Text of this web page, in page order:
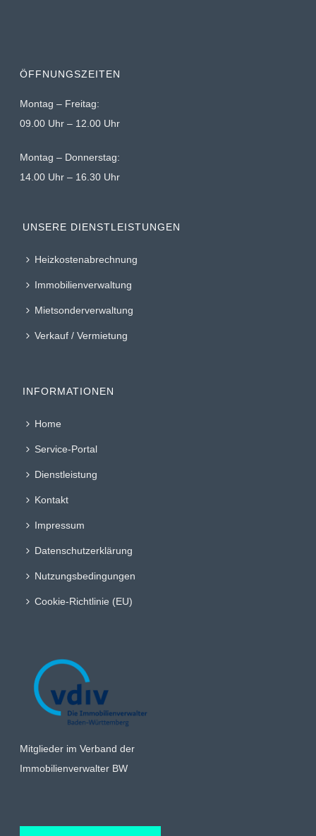
ÖFFNUNGSZEITEN
Montag – Freitag:
09.00 Uhr – 12.00 Uhr
Montag – Donnerstag:
14.00 Uhr – 16.30 Uhr
UNSERE DIENSTLEISTUNGEN
Heizkostenabrechnung
Immobilienverwaltung
Mietsonderverwaltung
Verkauf / Vermietung
INFORMATIONEN
Home
Service-Portal
Dienstleistung
Kontakt
Impressum
Datenschutzerklärung
Nutzungsbedingungen
Cookie-Richtlinie (EU)
Mitglieder im Verband der
Immobilienverwalter BW